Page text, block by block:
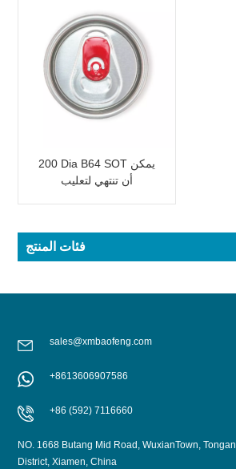
200 Dia B64 SOT يمكن
أن تنتهي لتعليب
فئات المنتج
sales@xmbaofeng.com
+8613606907586
+86 (592) 7116660
NO. 1668 Butang Mid Road, WuxianTown, Tongan
District, Xiamen, China